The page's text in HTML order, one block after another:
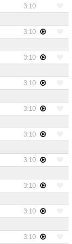
3:10
3:10
3:10
3:10
3:10
3:10
3:10
3:10
3:10
3:10